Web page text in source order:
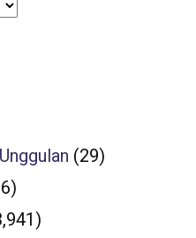
(29)